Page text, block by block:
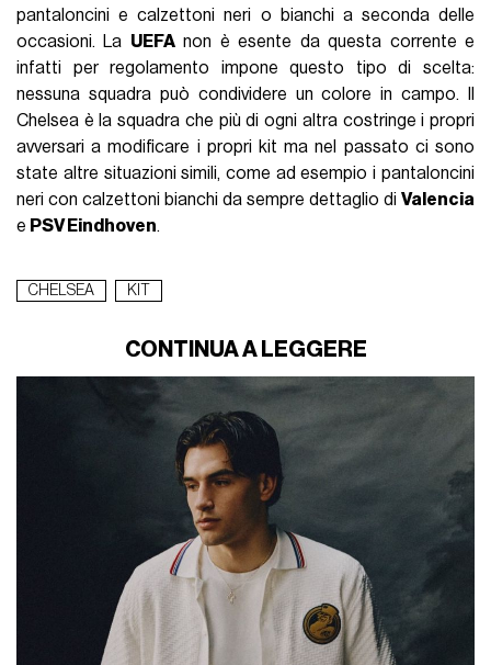
pantaloncini e calzettoni neri o bianchi a seconda delle
occasioni. La UEFAnon è esente da questa corrente e
infatti per regolamento impone questo tipo di scelta:
nessuna squadra può condividere un colore in campo. Il
Chelsea è la squadra che più di ogni altra costringe i propri
avversari a modificare i propri kit ma nel passato ci sono
state altre situazioni simili, come ad esempio i pantaloncini
neri con calzettoni bianchi da sempre dettaglio di Valencia
e PSV Eindhoven.
CHELSEA KIT
CONTINUA A LEGGERE